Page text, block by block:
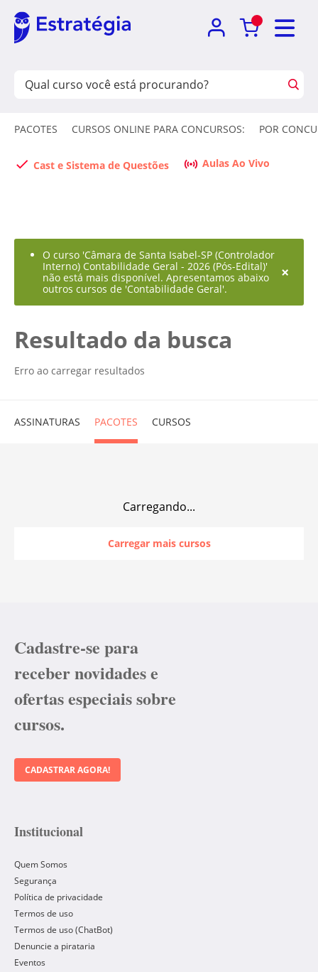
PACOTES CURSOS ONLINE PARA CONCURSOS: POR
Cast e Sistema de Questões Aulas Ao Vivo
O curso 'Câmara de Santa Isabel-SP (Controlador
Interno) Contabilidade Geral - 2026 (Pós-Edital)'
não está mais disponível. Apresentamos abaixo
outros cursos de 'Contabilidade Geral'.
×
Resultado da busca
Erro ao carregar resultados
ASSINATURAS PACOTES CURSOS
Carregando...
Carregar mais cursos
Cadastre-se para
receber novidades e
ofertas especiais sobre
cursos.
CADASTRAR AGORA!
Institucional
Quem Somos
Segurança
Política de privacidade
Termos de uso
Termos de uso (ChatBot)
Denuncie a pirataria
Eventos